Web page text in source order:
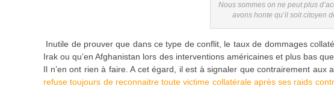
Nous sommes on ne peut plus
avons honte qu’il soit citoyen
Inutile de prouver que dans ce type de conflit, le taux de dommages
Irak ou qu’en Afghanistan lors des interventions américaines et plus bas
Il n’en ont rien à faire. A cet égard, il est à signaler que contrairement aux
refuse toujours de reconnaitre toute victime collatérale après ses raids